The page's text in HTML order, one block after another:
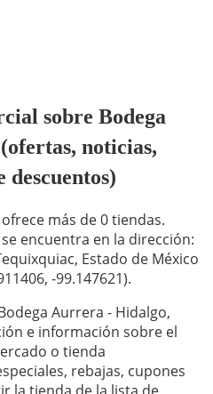
sobre Bodega
noticias,
descuentos)
más de 0 tiendas.
encuentra en la dirección:
Estado de México
-99.147621).
Aurrera - Hidalgo,
e información sobre el
o tienda
rebajas, cupones